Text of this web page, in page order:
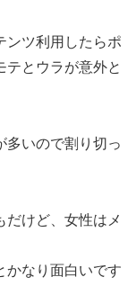
ンツ利用したらポ
テとウラが意外と
多いので割り切っ
だけど、女性はメ
かなり面白いです